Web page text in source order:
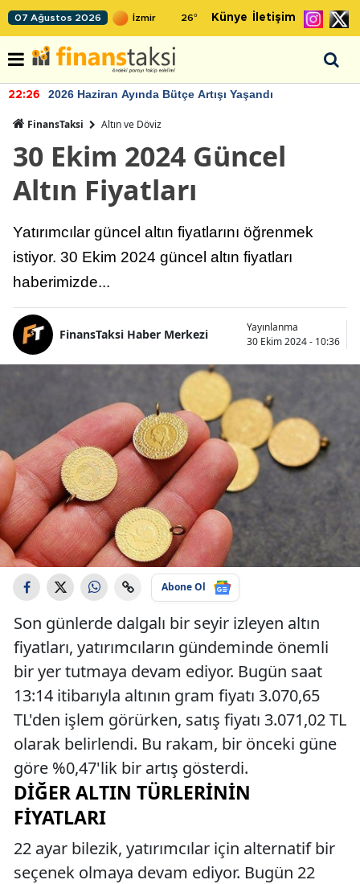
07 Ağustos 2026 26° Künye İletişim
22:26 2026 Haziran Ayında Bütçe Artışı Yaşandı
FinansTaksi Altın ve Döviz
30 Ekim 2024 Güncel
Altın Fiyatları
Yatırımcılar güncel altın fiyatlarını öğrenmek
istiyor. 30 Ekim 2024 güncel altın fiyatları
haberimizde...
FinansTaksi Haber Merkezi
Yayınlanma
30 Ekim 2024 - 10:36
Abone Ol
Son günlerde dalgalı bir seyir izleyen altın
fiyatları, yatırımcıların gündeminde önemli
bir yer tutmaya devam ediyor. Bugün saat
13:14 itibarıyla altının gram fiyatı 3.070,65
TL'den işlem görürken, satış fiyatı 3.071,02 TL
olarak belirlendi. Bu rakam, bir önceki güne
göre %0,47'lik bir artış gösterdi.
DIĞER ALTIN TÜRLERININ
FIYATLARI
22 ayar bilezik, yatırımcılar için alternatif bir
seçenek olmaya devam ediyor. Bugün 22